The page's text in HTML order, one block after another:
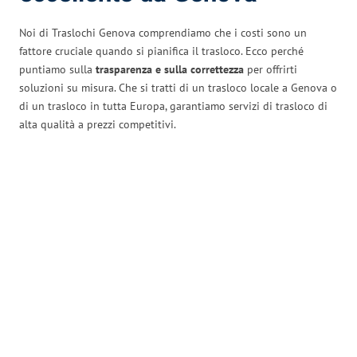
Noi di Traslochi Genova comprendiamo che i costi sono un
fattore cruciale quando si pianifica il trasloco. Ecco perché
puntiamo sulla trasparenza e sulla correttezza per offrirti
soluzioni su misura. Che si tratti di un trasloco locale a Genova o
di un trasloco in tutta Europa, garantiamo servizi di trasloco di
alta qualità a prezzi competitivi.